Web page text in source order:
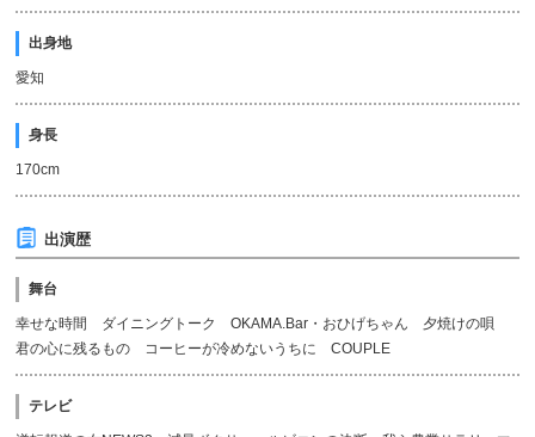
出身地
愛知
身長
170cm
出演歴
舞台
幸せな時間 ダイニングトーク OKAMA.Bar・おひげちゃん 夕焼けの唄
君の心に残るもの コーヒーが冷めないうちに COUPLE
テレビ